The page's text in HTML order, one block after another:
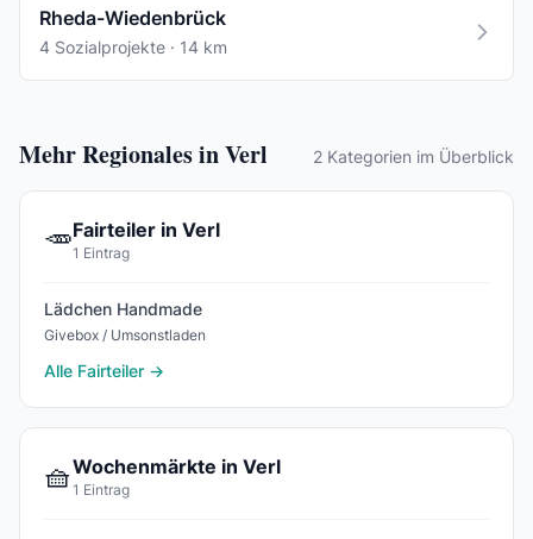
Rheda-Wiedenbrück
4 Sozialprojekte · 14 km
Mehr Regionales in Verl 2 Kategorien im Überblick
🥕Fairteiler in Verl
1 Eintrag
Lädchen Handmade
Givebox / Umsonstladen
Alle Fairteiler →
🧺Wochenmärkte in Verl
1 Eintrag